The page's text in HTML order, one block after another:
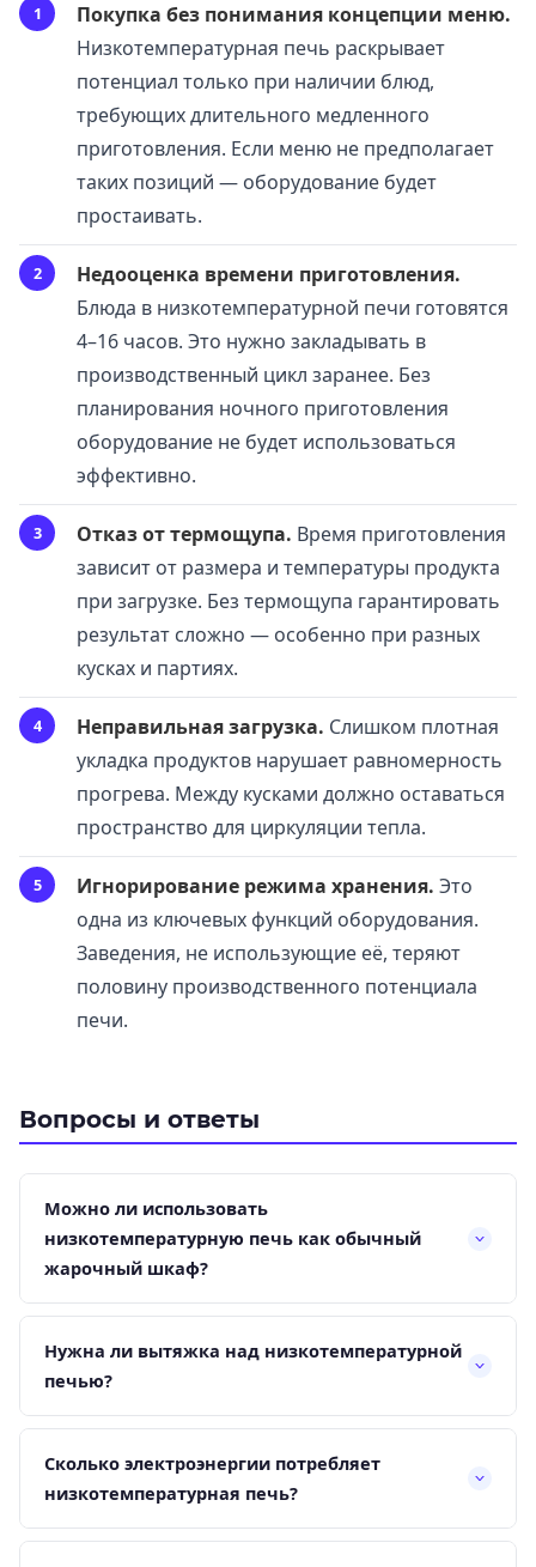
Покупка без понимания концепции меню.
Низкотемпературная печь раскрывает
потенциал только при наличии блюд,
требующих длительного медленного
приготовления. Если меню не предполагает
таких позиций — оборудование будет
простаивать.
Недооценка времени приготовления.
Блюда в низкотемпературной печи готовятся
4–16 часов. Это нужно закладывать в
производственный цикл заранее. Без
планирования ночного приготовления
оборудование не будет использоваться
эффективно.
Отказ от термощупа. Время приготовления
зависит от размера и температуры продукта
при загрузке. Без термощупа гарантировать
результат сложно — особенно при разных
кусках и партиях.
Неправильная загрузка. Слишком плотная
укладка продуктов нарушает равномерность
прогрева. Между кусками должно оставаться
пространство для циркуляции тепла.
Игнорирование режима хранения. Это
одна из ключевых функций оборудования.
Заведения, не использующие её, теряют
половину производственного потенциала
печи.
Вопросы и ответы
Можно ли использовать
низкотемпературную печь как обычный
жарочный шкаф?
Нужна ли вытяжка над низкотемпературной
печью?
Сколько электроэнергии потребляет
низкотемпературная печь?